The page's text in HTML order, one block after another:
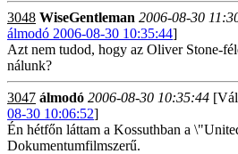
3048 WiseGentleman 2006-08-30
álmodó 2006-08-30 10:35:44]
Azt nem tudod, hogy az Oliver Stone-
nálunk?
3047 álmodó 2006-08-30 10:35:44
08-30 10:06:52]
Én hétfőn láttam a Kossuthban a
Dokumentumfilmszerű.